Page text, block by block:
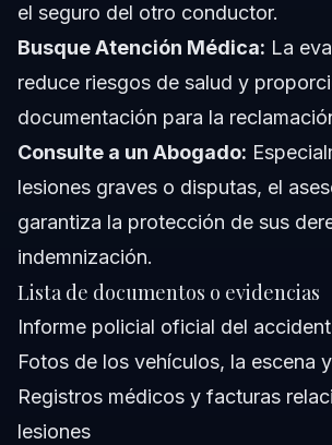
el seguro del otro conductor.
Busque Atención Médica: La
reduce riesgos de salud y
documentación para la
Consulte a un Abogado:
lesiones graves o disputas, el
garantiza la protección de sus
indemnización.
Lista de documentos o evidencias
Informe policial oficial del
Fotos de los vehículos, la escena
Registros médicos y facturas
lesiones